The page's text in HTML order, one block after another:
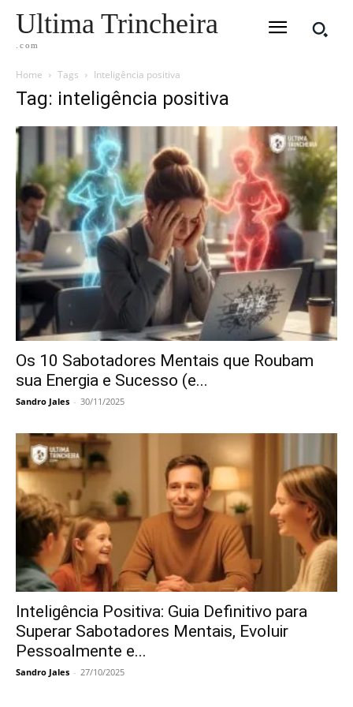
Ultima Trincheira
.com
Home Tags Inteligência positiva
Tag: inteligência positiva
Os 10 Sabotadores Mentais que Roubam
sua Energia e Sucesso (e...
Sandro Jales - 30/11/2025
Inteligência Positiva: Guia Definitivo para
Superar Sabotadores Mentais, Evoluir
Pessoalmente e...
Sandro Jales - 27/10/2025